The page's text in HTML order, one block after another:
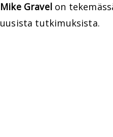
Mike Gravelon
uusista tutkimuksista.